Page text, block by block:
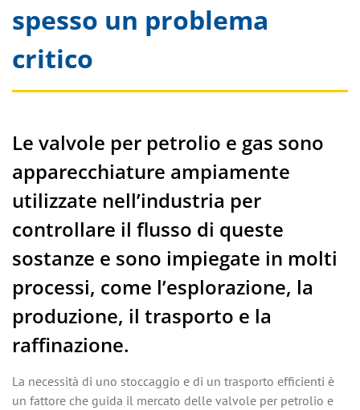
spesso un problema
critico
Le valvole per petrolio e gas sono
apparecchiature ampiamente
utilizzate nell’industria per
controllare il flusso di queste
sostanze e sono impiegate in molti
processi, come l’esplorazione, la
produzione, il trasporto e la
raffinazione.
La necessità di uno stoccaggio e di un trasporto efficienti è
un fattore che guida il mercato delle valvole per petrolio e